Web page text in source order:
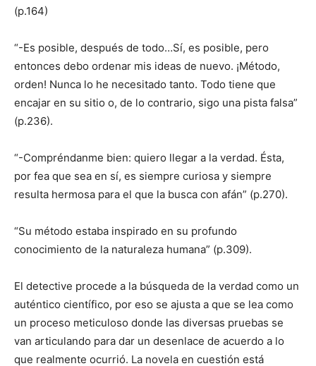
(p.164)
“-Es posible, después de todo…Sí, es posible, pero
entonces debo ordenar mis ideas de nuevo. ¡Método,
orden! Nunca lo he necesitado tanto. Todo tiene que
encajar en su sitio o, de lo contrario, sigo una pista falsa”
(p.236).
“-Compréndanme bien: quiero llegar a la verdad. Ésta,
por fea que sea en sí, es siempre curiosa y siempre
resulta hermosa para el que la busca con afán” (p.270).
“Su método estaba inspirado en su profundo
conocimiento de la naturaleza humana” (p.309).
El detective procede a la búsqueda de la verdad como un
auténtico científico, por eso se ajusta a que se lea como
un proceso meticuloso donde las diversas pruebas se
van articulando para dar un desenlace de acuerdo a lo
que realmente ocurrió. La novela en cuestión está